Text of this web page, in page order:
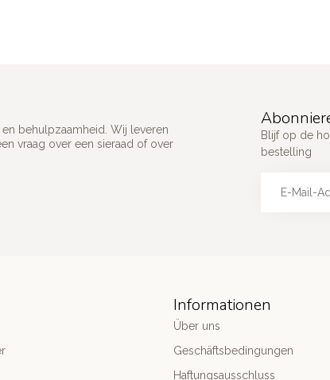
behulpzaamheid. Wij leveren
vraag over een sieraad of over
Blijf op de
bestelling
Informationen
Über uns
Geschäftsbedingungen
Haftungsausschluss